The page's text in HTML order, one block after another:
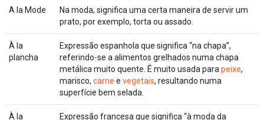
A la Mode
Na moda, significa uma certa maneira de servir um
prato, por exemplo, torta ou assado.
À la
plancha
Expressão espanhola que significa “na chapa”,
referindo-se a alimentos grelhados numa chapa
metálica muito quente. É muito usada para peixe,
marisco, carne e vegetais, resultando numa
superfície bem selada.
À la
Expressão francesa que significa “à moda da